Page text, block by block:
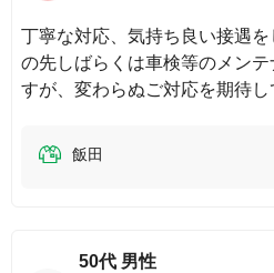
丁寧な対応、気持ち良い接遇
の先しばらくは車検等のメン
すが、変わらぬご対応を期待し
飯田
50代 男性